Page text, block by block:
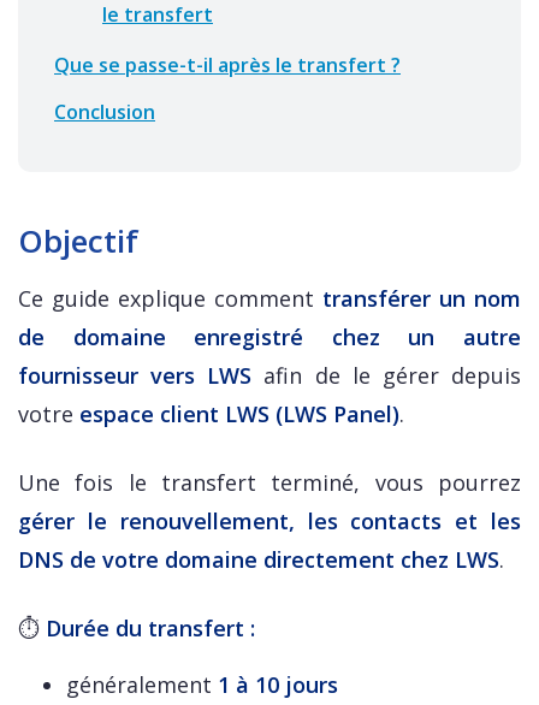
le transfert
Que se passe-t-il après le transfert ?
Conclusion
Objectif
Ce guide explique comment transférer un nom
de domaine enregistré chez un autre
fournisseur vers LWS afin de le gérer depuis
votre espace client LWS (LWS Panel).
Une fois le transfert terminé, vous pourrez
gérer le renouvellement, les contacts et les
DNS de votre domaine directement chez LWS.
⏱ Durée du transfert :
généralement 1 à 10 jours